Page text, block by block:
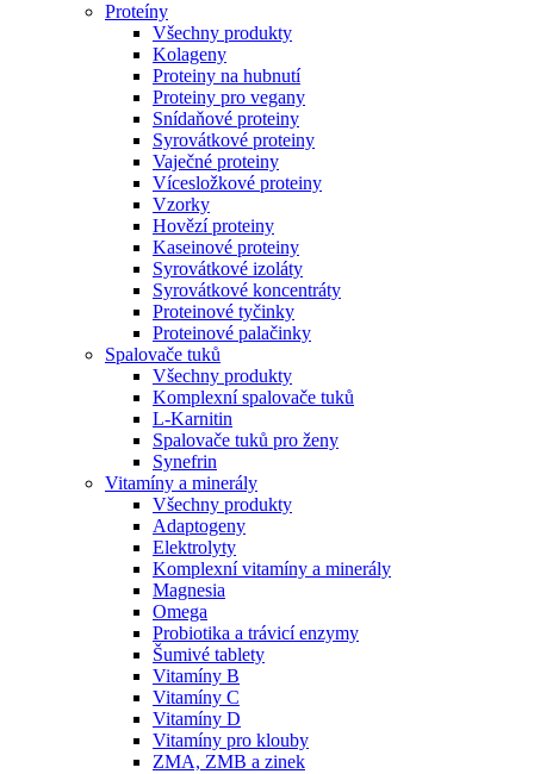
Proteíny
Všechny produkty
Kolageny
Proteiny na hubnutí
Proteiny pro vegany
Snídaňové proteiny
Syrovátkové proteiny
Vaječné proteiny
Vícesložkové proteiny
Vzorky
Hovězí proteiny
Kaseinové proteiny
Syrovátkové izoláty
Syrovátkové koncentráty
Proteinové tyčinky
Proteinové palačinky
Spalovače tuků
Všechny produkty
Komplexní spalovače tuků
L-Karnitin
Spalovače tuků pro ženy
Synefrin
Vitamíny a minerály
Všechny produkty
Adaptogeny
Elektrolyty
Komplexní vitamíny a minerály
Magnesia
Omega
Probiotika a trávicí enzymy
Šumivé tablety
Vitamíny B
Vitamíny C
Vitamíny D
Vitamíny pro klouby
ZMA, ZMB a zinek